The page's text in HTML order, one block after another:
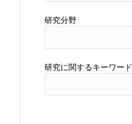
研究分野
研究に関するキーワード